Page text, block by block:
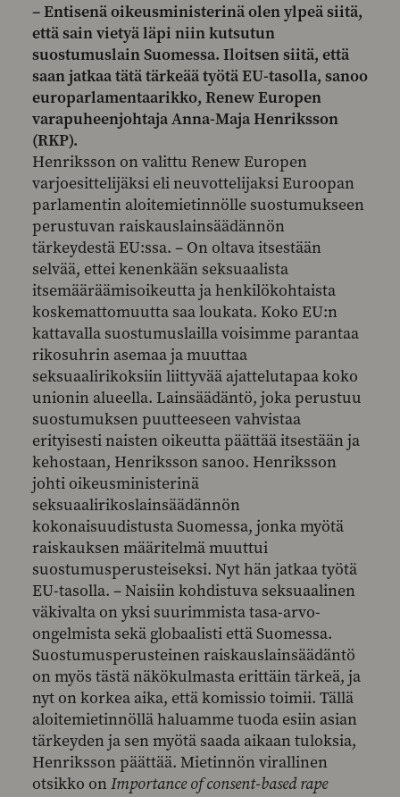
– Entisenä oikeusministerinä olen ylpeä siitä,
että sain vietyä läpi niin kutsutun
suostumuslain Suomessa. Iloitsen siitä, että
saan jatkaa tätä tärkeää työtä EU-tasolla, sanoo
europarlamentaarikko, Renew Europen
varapuheenjohtaja Anna-Maja Henriksson
(RKP).
Henriksson on valittu Renew Europen
varjoesittelijäksi eli neuvottelijaksi Euroopan
parlamentin aloitemietinnölle suostumukseen
perustuvan raiskauslainsäädännön
tärkeydestä EU:ssa. – On oltava itsestään
selvää, ettei kenenkään seksuaalista
itsemääräämisoikeutta ja henkilökohtaista
koskemattomuutta saa loukata. Koko EU:n
kattavalla suostumuslailla voisimme parantaa
rikosuhrin asemaa ja muuttaa
seksuaalirikoksiin liittyvää ajattelutapaa koko
unionin alueella. Lainsäädäntö, joka perustuu
suostumuksen puutteeseen vahvistaa
erityisesti naisten oikeutta päättää itsestään ja
kehostaan, Henriksson sanoo. Henriksson
johti oikeusministerinä
seksuaalirikoslainsäädännön
kokonaisuudistusta Suomessa, jonka myötä
raiskauksen määritelmä muuttui
suostumusperusteiseksi. Nyt hän jatkaa työtä
EU-tasolla. – Naisiin kohdistuva seksuaalinen
väkivalta on yksi suurimmista tasa-arvo-
ongelmista sekä globaalisti että Suomessa.
Suostumusperusteinen raiskauslainsäädäntö
on myös tästä näkökulmasta erittäin tärkeä, ja
nyt on korkea aika, että komissio toimii. Tällä
aloitemietinnöllä haluamme tuoda esiin asian
tärkeyden ja sen myötä saada aikaan tuloksia,
Henriksson päättää. Mietinnön virallinen
otsikko onImportance of consent-based rape